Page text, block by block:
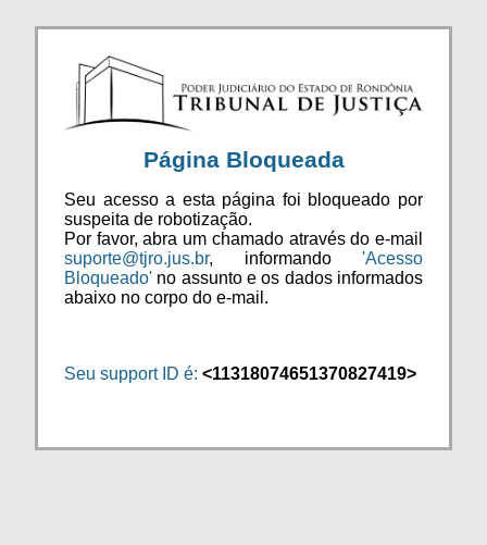
Página Bloqueada
Seu acesso a esta página foi bloqueado por
suspeita de robotização.
Por favor, abra um chamado através do e-mail
suporte@tjro.jus.br, informando 'Acesso
Bloqueado' no assunto e os dados informados
abaixo no corpo do e-mail.
Seu support ID é: <11318074651370827419>